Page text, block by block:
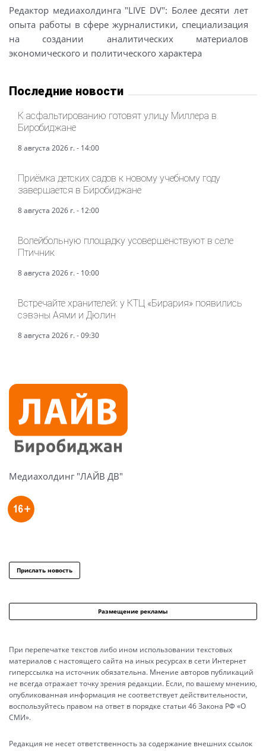
Редактор медиахолдинга "LIVE DV": Более десяти лет
опыта работы в сфере журналистики, специализация
на создании аналитических материалов
экономического и политического характера
Последние новости
К асфальтированию готовят улицу Миллера в
Биробиджане
8 августа 2026 г. - 14:00
Приёмка детских садов к новому учебному году
завершается в Биробиджане
8 августа 2026 г. - 12:00
Волейбольную площадку усовершенствуют в селе
Птичник
8 августа 2026 г. - 10:00
Встречайте хранителей: у КТЦ «Бирария» появились
сэвэны Аями и Дюлин
8 августа 2026 г. - 09:30
Медиахолдинг "ЛАЙВ ДВ"
Прислать новость
Размещение рекламы
При перепечатке текстов либо ином использовании текстовых
материалов с настоящего сайта на иных ресурсах в сети Интернет
гиперссылка на источник обязательна. Мнение авторов публикаций
не всегда отражает точку зрения редакции. Если, по вашему мнению,
опубликованная информация не соответствует действительности,
воспользуйтесь правом на ответ в порядке статьи 46 Закона РФ «О
СМИ».
Редакция не несет ответственность за содержание внешних ссылок